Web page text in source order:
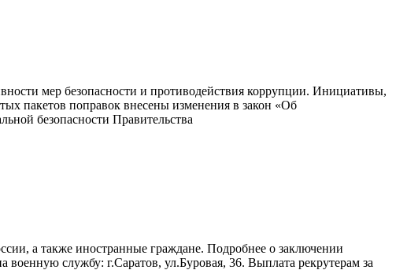
мер безопасности и противодействия коррупции. Инициативы,
пакетов поправок внесены изменения в закон «Об
безопасности Правительства
а также иностранные граждане. Подробнее о заключении
службу: г.Саратов, ул.Буровая, 36. Выплата рекрутерам за